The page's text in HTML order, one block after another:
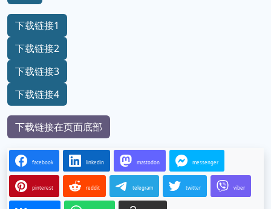
下载链接1
下载链接2
下载链接3
下载链接4
下载链接在页面底部
facebook linkedin mastodon messenger
pinterest reddit telegram twitter viber